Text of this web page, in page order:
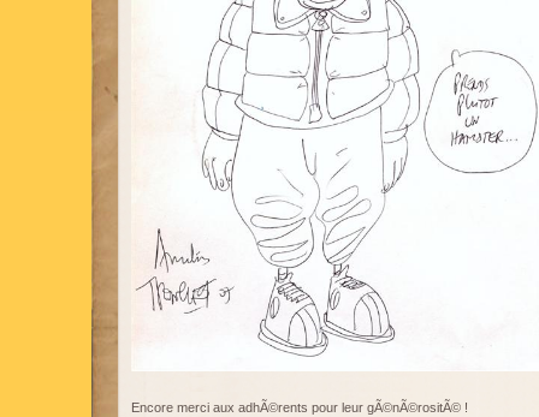
Encore merci aux adhÃ©rents pour leur gÃ©nÃ©rositÃ© !